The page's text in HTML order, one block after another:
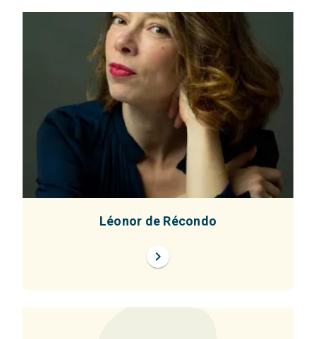
Léonor de Récondo
chevron_right